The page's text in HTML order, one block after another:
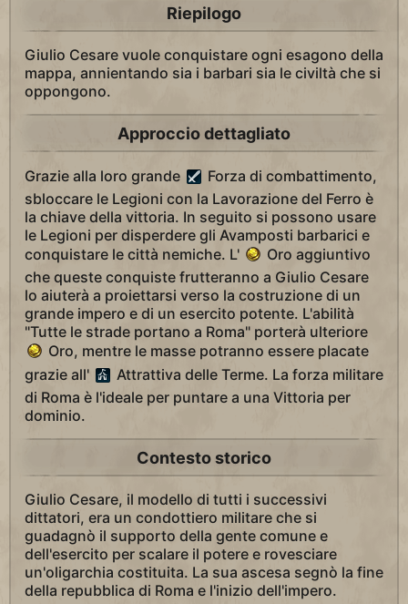
Riepilogo
Giulio Cesare vuole conquistare ogni esagono della
mappa, annientando sia i barbari sia le civiltà che si
oppongono.
Approccio dettagliato
Grazie alla loro grande
Forza di combattimento,
sbloccare le Legioni con la Lavorazione del Ferro è
la chiave della vittoria. In seguito si possono usare
le Legioni per disperdere gli Avamposti barbarici e
conquistare le città nemiche. L'
Oro aggiuntivo
che queste conquiste frutteranno a Giulio Cesare
lo aiuterà a proiettarsi verso la costruzione di un
grande impero e di un esercito potente. L'abilità
"Tutte le strade portano a Roma" porterà ulteriore
Oro, mentre le masse potranno essere placate
grazie all'
Attrattiva delle Terme. La forza militare
di Roma è l'ideale per puntare a una Vittoria per
dominio.
Contesto storico
Giulio Cesare, il modello di tutti i successivi
dittatori, era un condottiero militare che si
guadagnò il supporto della gente comune e
dell'esercito per scalare il potere e rovesciare
un'oligarchia costituita. La sua ascesa segnò la fine
della repubblica di Roma e l'inizio dell'impero.